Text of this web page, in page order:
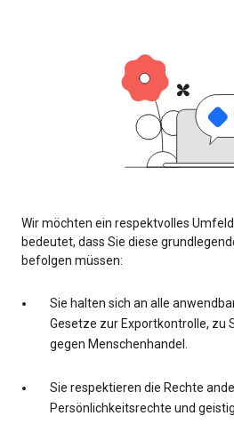
Wir möchten ein respektvolles
bedeutet, dass Sie diese
befolgen müssen:
Sie halten sich an alle
Gesetze zur Exportkontrolle, zu
gegen Menschenhandel.
Sie respektieren die Rechte
Persönlichkeitsrechte und